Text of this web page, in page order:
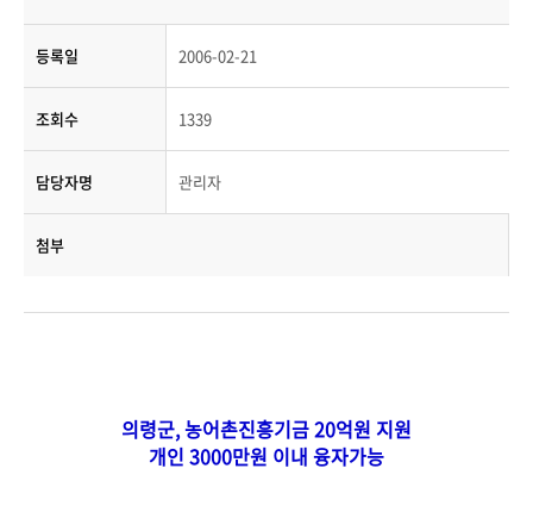
등록일 2006-02-21
조회수 1339
담당자명 관리자
첨부
의령군, 농어촌진흥기금 20억원 지원
개인 3000만원 이내 융자가능